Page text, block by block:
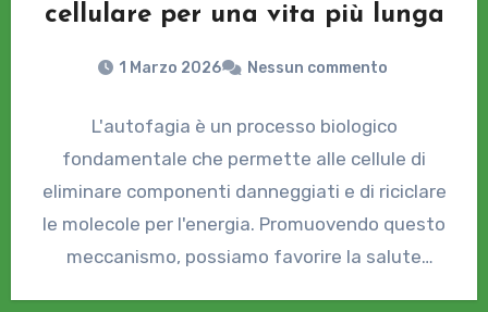
cellulare per una vita più lunga
1 Marzo 2026 Nessun commento
L'autofagia è un processo biologico
fondamentale che permette alle cellule di
eliminare componenti danneggiati e di riciclare
le molecole per l'energia. Promuovendo questo
meccanismo, possiamo favorire la salute